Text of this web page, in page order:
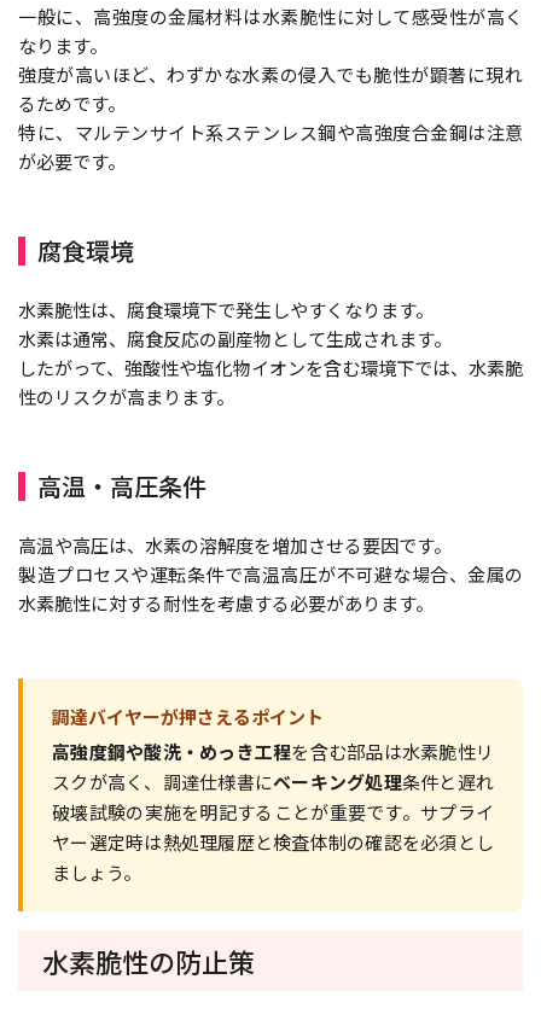
一般に、高強度の金属材料は水素脆性に対して感受性が高く
なります。
強度が高いほど、わずかな水素の侵入でも脆性が顕著に現れ
るためです。
特に、マルテンサイト系ステンレス鋼や高強度合金鋼は注意
が必要です。
腐食環境
水素脆性は、腐食環境下で発生しやすくなります。
水素は通常、腐食反応の副産物として生成されます。
したがって、強酸性や塩化物イオンを含む環境下では、水素脆
性のリスクが高まります。
高温・高圧条件
高温や高圧は、水素の溶解度を増加させる要因です。
製造プロセスや運転条件で高温高圧が不可避な場合、金属の
水素脆性に対する耐性を考慮する必要があります。
調達バイヤーが押さえるポイント
高強度鋼や酸洗・めっき工程を含む部品は水素脆性リ
スクが高く、調達仕様書にベーキング処理条件と遅れ
破壊試験の実施を明記することが重要です。サプライ
ヤー選定時は熱処理履歴と検査体制の確認を必須とし
ましょう。
水素脆性の防止策